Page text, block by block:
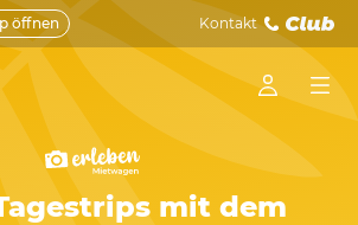
öffnen Kontakt
mit dem